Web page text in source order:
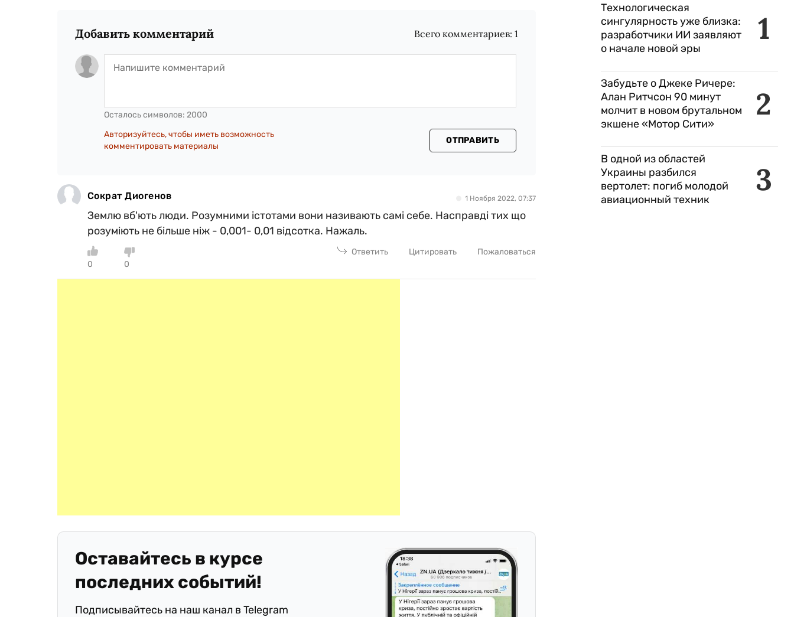
Добавить комментарий Всего комментариев:1
Осталось символов: 2000
Авторизуйтесь, чтобы иметь возможность
комментировать материалы
ОТПРАВИТЬ
Сократ Диогенов 1 Ноября 2022, 07:37
Землю вб'ють люди. Розумними істотами вони називають самі себе. Насправді тих що
розуміють не більше ніж - 0,001- 0,01 відсотка. Нажаль.
0 0
Ответить Цитировать Пожаловаться
Оставайтесь в курсе
последних событий!
Подписывайтесь на наш канал в Telegram
1
Технологическая
сингулярность уже близка:
разработчики ИИ заявляют
о начале новой эры
2
Забудьте о Джеке Ричере:
Алан Ритчсон 90 минут
молчит в новом брутальном
экшене «Мотор Сити»
3
В одной из областей
Украины разбился
вертолет: погиб молодой
авиационный техник